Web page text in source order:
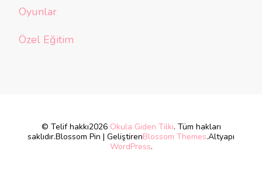
Oyunlar
Özel Eğitim
© Telif hakkı2026 Okula Giden Tilki. Tüm hakları
saklıdır.Blossom Pin | GeliştirenBlossom Themes.Altyapı
WordPress.